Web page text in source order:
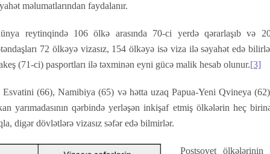
məlumatlarından faydalanır.
reytinqində 106 ölkə arasında 70-ci yerdə qərarlaşıb və
72 ölkəyə vizasız, 154 ölkəyə isə viza ilə səyahət edə
(71-ci) pasportları ilə təxminən eyni gücə malik hesab olunur.[3]
(66), Namibiya (65) və hətta uzaq Papua-Yeni Qvineya (62)
yarımadasının qərbində yerləşən inkişaf etmiş ölkələrin heç
digər dövlətlərə vizasız səfər edə bilmirlər.
Postsovet